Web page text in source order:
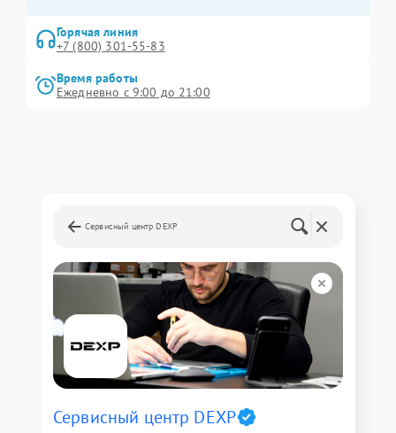
Горячая линия
+7 (800) 301-55-83
Время работы
Ежедневно с 9:00 до 21:00
Сервисный центр DEXP
Сервисный центр DEXP